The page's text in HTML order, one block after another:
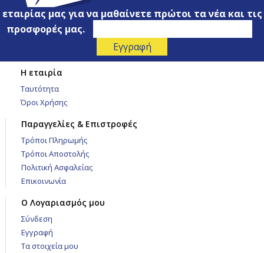
εταιρίας μας για να μαθαίνετε πρώτοι τα νέα και τις
προσφορές μας.
Η εταιρία
Ταυτότητα
Όροι Χρήσης
Παραγγελίες & Επιστροφές
Τρόποι Πληρωμής
Τρόποι Αποστολής
Πολιτική Ασφαλείας
Επικοινωνία
Ο Λογαριασμός μου
Σύνδεση
Εγγραφή
Τα στοιχεία μου